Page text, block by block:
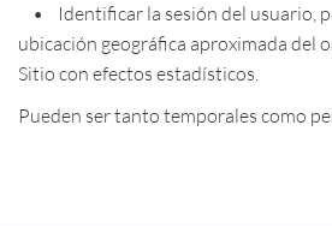
• Identificar la sesión del usuario,
ubicación geográfica aproximada del
Sitio con efectos estadísticos.
Pueden ser tanto temporales como